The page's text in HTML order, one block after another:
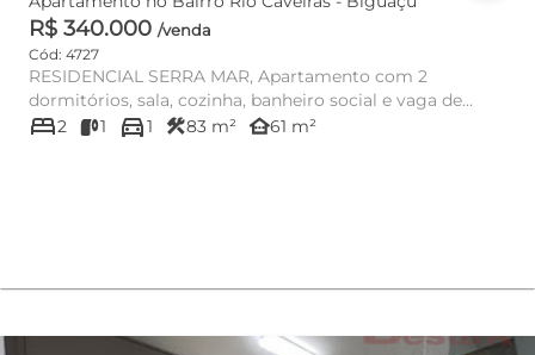
R$ 340.000 /venda
Cód: 4727
RESIDENCIAL SERRA MAR, Apartamento com 2
dormitórios, sala, cozinha, banheiro social e vaga de
garagem. Lo...
bed2 1 directions_car1 construction83 m² other_houses61 m²